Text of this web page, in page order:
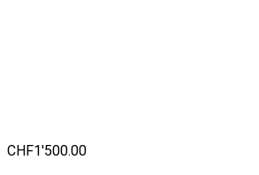
CHF1'500.00